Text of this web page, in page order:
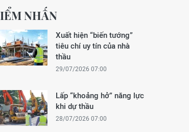
ĐIỂM NHẤN
Xuất hiện “biến tướng”
tiêu chí uy tín của nhà
thầu
29/07/2026 07:00
Lấp “khoảng hở” năng lực
khi dự thầu
28/07/2026 07:00